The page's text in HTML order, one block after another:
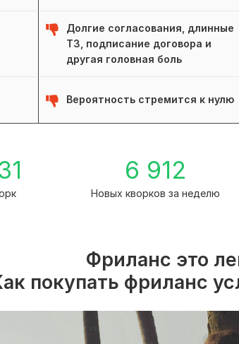
Долгие согласования, длинные
ТЗ, подписание договора и
другая головная боль
Вероятность стремится к нулю
6 912
Новых кворков за неделю
Фриланс это
покупать фриланс